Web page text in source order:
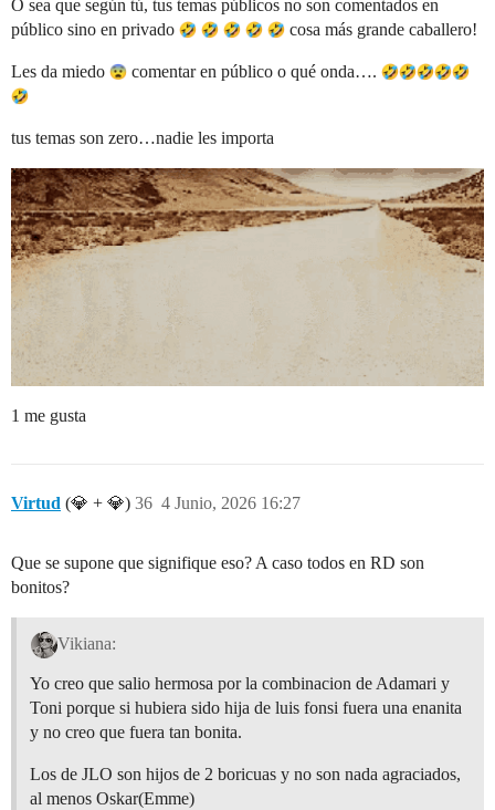
O sea que según tú, tus temas públicos no son comentados en
público sino en privado
cosa más grande caballero!
Les da miedo comentar en público o qué onda….
tus temas son zero…nadie les importa
1 me gusta
Virtud (💎 + 💎) 4 Junio, 2026 16:27
36
Que se supone que signifique eso? A caso todos en RD son
bonitos?
Vikiana:
Yo creo que salio hermosa por la combinacion de Adamari y
Toni porque si hubiera sido hija de luis fonsi fuera una enanita
y no creo que fuera tan bonita.
Los de JLO son hijos de 2 boricuas y no son nada agraciados,
al menos Oskar(Emme)